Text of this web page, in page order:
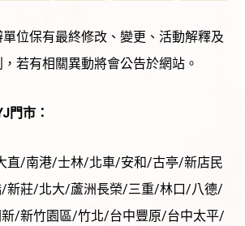
位保有最終修改、變更、活動解釋及
若有相關異動將會公告於網站。
門市：
直/南港/士林/北車/安和/古亭/新店民
新莊/北大/蘆洲長榮/三重/林口/八德/
/新竹園區/竹北/台中豐原/台中太平/